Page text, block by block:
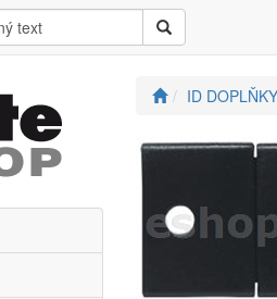
ID DOPLŇKY